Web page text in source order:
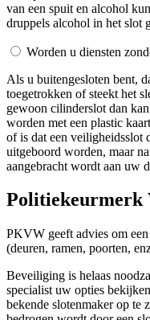
van een spuit en alcohol
druppels alcohol in het slot
Worden u diensten
Als u buitengesloten bent,
toegetrokken of steekt het
gewoon cilinderslot dan
worden met een plastic
of is dat een veiligheidsslot
uitgeboord worden, maar
aangebracht wordt aan uw
Politiekeurmerk
PKVW geeft advies om
(deuren, ramen, poorten,
Beveiliging is helaas
specialist uw opties
bekende slotenmaker op te